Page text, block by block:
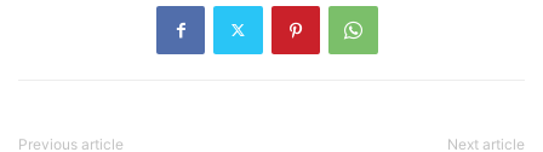
Previous article Next article